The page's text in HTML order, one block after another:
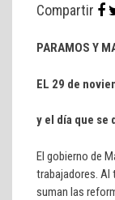
Compartir
PARAMOS Y
EL 29 de
y el día que se
El gobierno de
trabajadores. Al
suman las